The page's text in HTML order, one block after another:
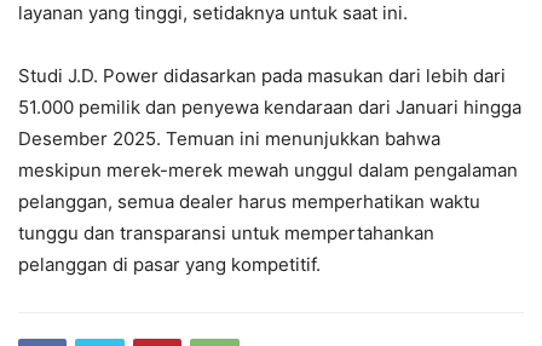
layanan yang tinggi, setidaknya untuk saat ini.
Studi J.D. Power didasarkan pada masukan dari lebih dari
51.000 pemilik dan penyewa kendaraan dari Januari hingga
Desember 2025. Temuan ini menunjukkan bahwa
meskipun merek-merek mewah unggul dalam pengalaman
pelanggan, semua dealer harus memperhatikan waktu
tunggu dan transparansi untuk mempertahankan
pelanggan di pasar yang kompetitif.